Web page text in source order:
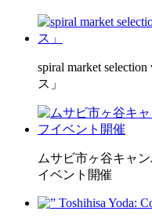
spiral market
ス」
ムサビ市ヶ谷キャ
イベント開催